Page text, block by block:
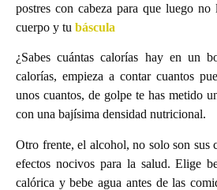
postres con cabeza para que luego
cuerpo y tu báscula
¿Sabes cuántas calorías hay en un
calorías, empieza a contar cuantos
unos cuantos, de golpe te has metido
con una bajísima densidad nutricional.
Otro frente, el alcohol, no solo son sus
efectos nocivos para la salud. Elige
calórica y bebe agua antes de las